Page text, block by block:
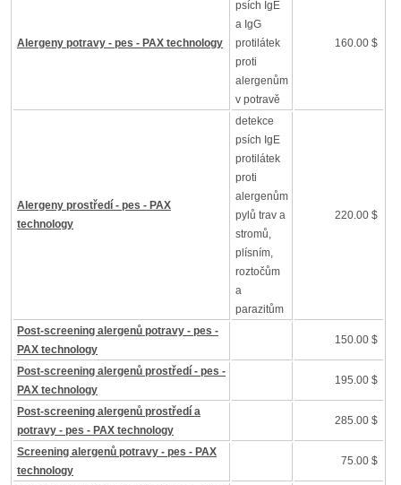
Alergeny potravy - pes - PAX technology
psích IgE
a IgG
protilátek
proti
alergenům
v potravě
160.00 $
Alergeny prostředí - pes - PAX
technology
detekce
psích IgE
protilátek
proti
alergenům
pylů trav a
stromů,
plísním,
roztočům
a
parazitům
220.00 $
Post-screening alergenů potravy - pes -
PAX technology
150.00 $
Post-screening alergenů prostředí - pes -
PAX technology
195.00 $
Post-screening alergenů prostředí a
potravy - pes - PAX technology
285.00 $
Screening alergenů potravy - pes - PAX
technology
75.00 $